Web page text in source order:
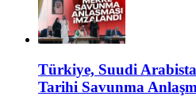
Türkiye, Suudi
Tarihi Savunma